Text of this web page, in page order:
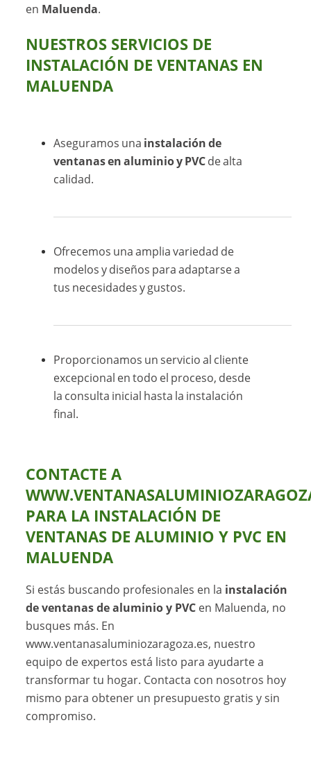
en Maluenda.
NUESTROS SERVICIOS DE
INSTALACIÓN DE VENTANAS EN
MALUENDA
Aseguramos una instalación de
ventanas en aluminio y PVCde alta
calidad.
Ofrecemos una amplia variedad de
modelos y diseños para adaptarse a
tus necesidades y gustos.
Proporcionamos un servicio al cliente
excepcional en todo el proceso, desde
la consulta inicial hasta la instalación
final.
CONTACTE A
PARA LA INSTALACIÓN DE
VENTANAS DE ALUMINIO Y PVC EN
MALUENDA
Si estás buscando profesionales en la instalación
de ventanas de aluminio y PVC en Maluenda, no
busques más. En
www.ventanasaluminiozaragoza.es, nuestro
equipo de expertos está listo para ayudarte a
transformar tu hogar. Contacta con nosotros hoy
mismo para obtener un presupuesto gratis y sin
compromiso.